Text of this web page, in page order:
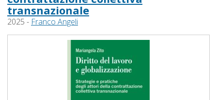
transnazionale
2025 - Franco Angeli